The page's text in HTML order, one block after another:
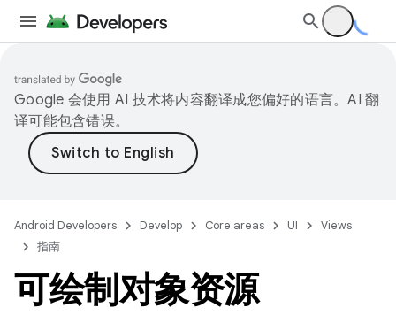
Google 会使用 AI 技术将内容翻译成您偏好的语言。AI 翻
译可能包含错误。
Android Developers Develop Core areas UI
Views
指南
可绘制对象资源